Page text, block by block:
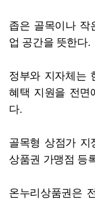
좁은 골목이나 작
업 공간을 뜻한다.
정부와 지자체는
혜택 지원을 전면
다.
골목형 상점가 지
상품권 가맹점 등
온누리상품권은